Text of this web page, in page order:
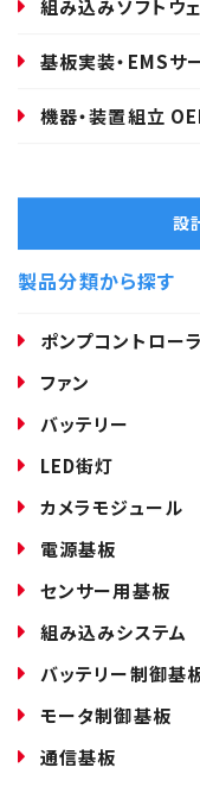
組み込みソフトウ
基板実装・EMSサ
機器・装置組立
設
製品分類から探す
ポンプコントロー
ファン
バッテリー
LED街灯
カメラモジュール
電源基板
センサー用基板
組み込みシステム
バッテリー制御基
モータ制御基板
通信基板